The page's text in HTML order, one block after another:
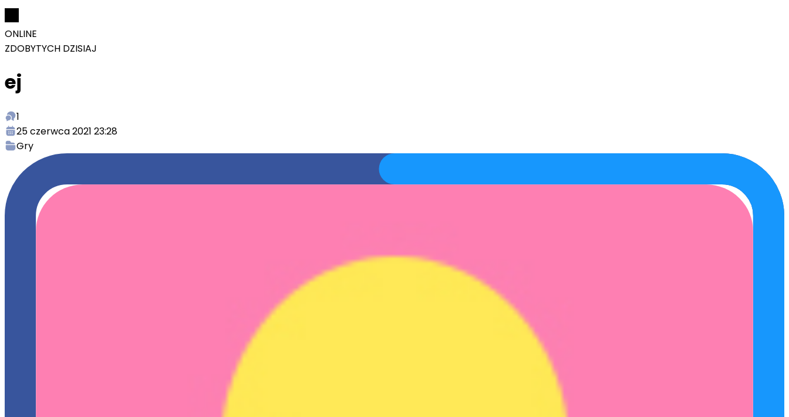
ONLINE
ZDOBYTYCH DZISIAJ
ej
1
25 czerwca 2021 23:28
Gry